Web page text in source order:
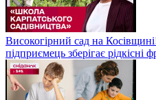
Високогірний сад на
підприємець зберігає рідкісні